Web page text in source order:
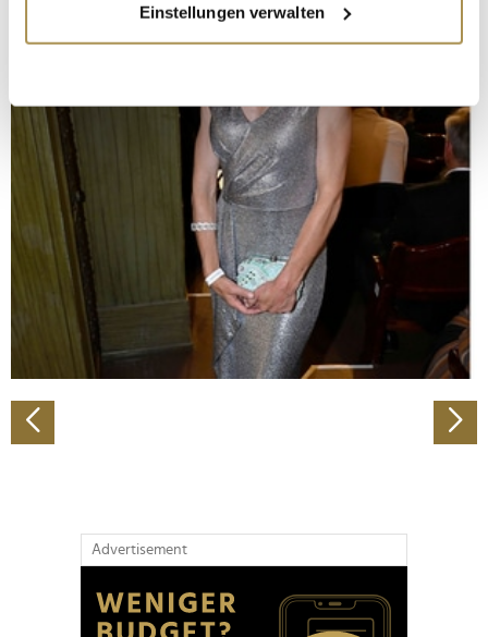
Informationen über Ihre geografische Lage
erfassen, welche bis auf einige Meter genau sein
bestimmten Merkmalen (Fingerprinting) identifizieren
Erfahren Sie mehr darüber, wie Ihre persönlichen Daten
verarbeitet werden, und legen Sie Ihre Präferenzen im
Abschnitt Einzelheiten
fest.
Wir verwenden Cookies, um Inhalte und Anzeigen zu
personalisieren, Funktionen für soziale Medien anbieten
zu können und die Zugriffe auf unsere Website zu
analysieren. Außerdem geben wir Informationen zu Ihrer
Verwendung unserer Website an unsere Partner für
Partner führen diese Informationen möglicherweise mit
weiteren Daten zusammen, die Sie ihnen bereitgestellt
Einstellungen verwalten
Advertisement